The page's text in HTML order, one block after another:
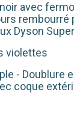
avec
rembourré
Dyson
violettes
- Doublure
coque